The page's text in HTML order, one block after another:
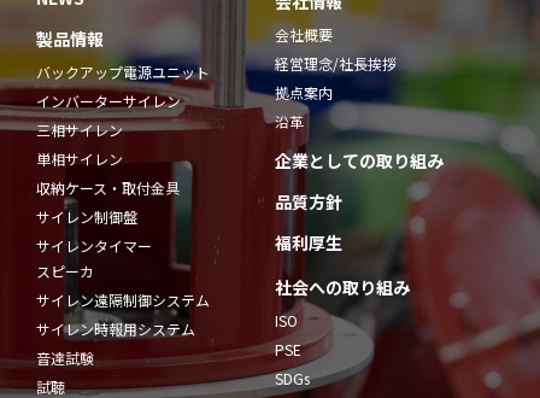
製品情報
バックアップ電源ユニット
インバーターサイレン
三相サイレン
単相サイレン
収納ケース・取付金具
サイレン制御盤
サイレンタイマー
スピーカ
サイレン遠隔制御システム
サイレン時報用システム
音達試験
試聴
会社概要
経営理念/社長挨拶
拠点案内
沿革
企業としての取り組み
品質方針
福利厚生
社会への取り組み
ISO
PSE
SDGs